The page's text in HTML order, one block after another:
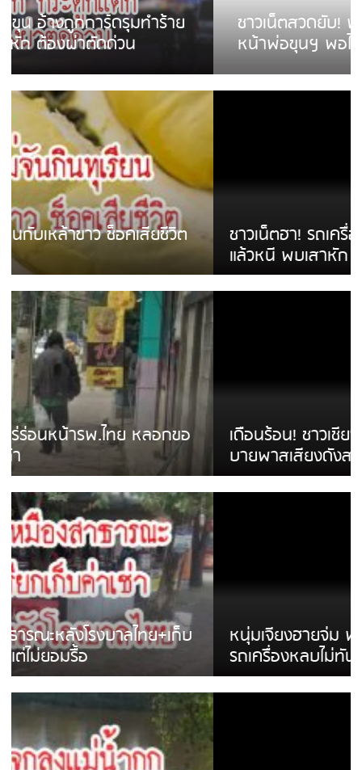
ชาวเน็ตสวดยับ! พบพม่าเร่ขายพวงมาลัย
หน้าพ่อขุนฯ พอไม่ซื้อเดินตาม
ชาวเน็ตฮา! รถเครื่องแม่สายชนป้ายร้านโลงศพ
แล้วหนี พบเสาหัก เบรคหัก หวิดได้ใช้บริการ
เดือนร้อน! ชาวเชียงรายบ่นรถ Isuzu สีขาวซิ่ง
บายพาสเสียงดังสร้างความรำคาญ
หนุ่มเจียงฮายจ่ม พบถังน้ำดื่มตกกลางถนน
รถเครื่องหลบไม่ทันล้มบาดเจ็บ